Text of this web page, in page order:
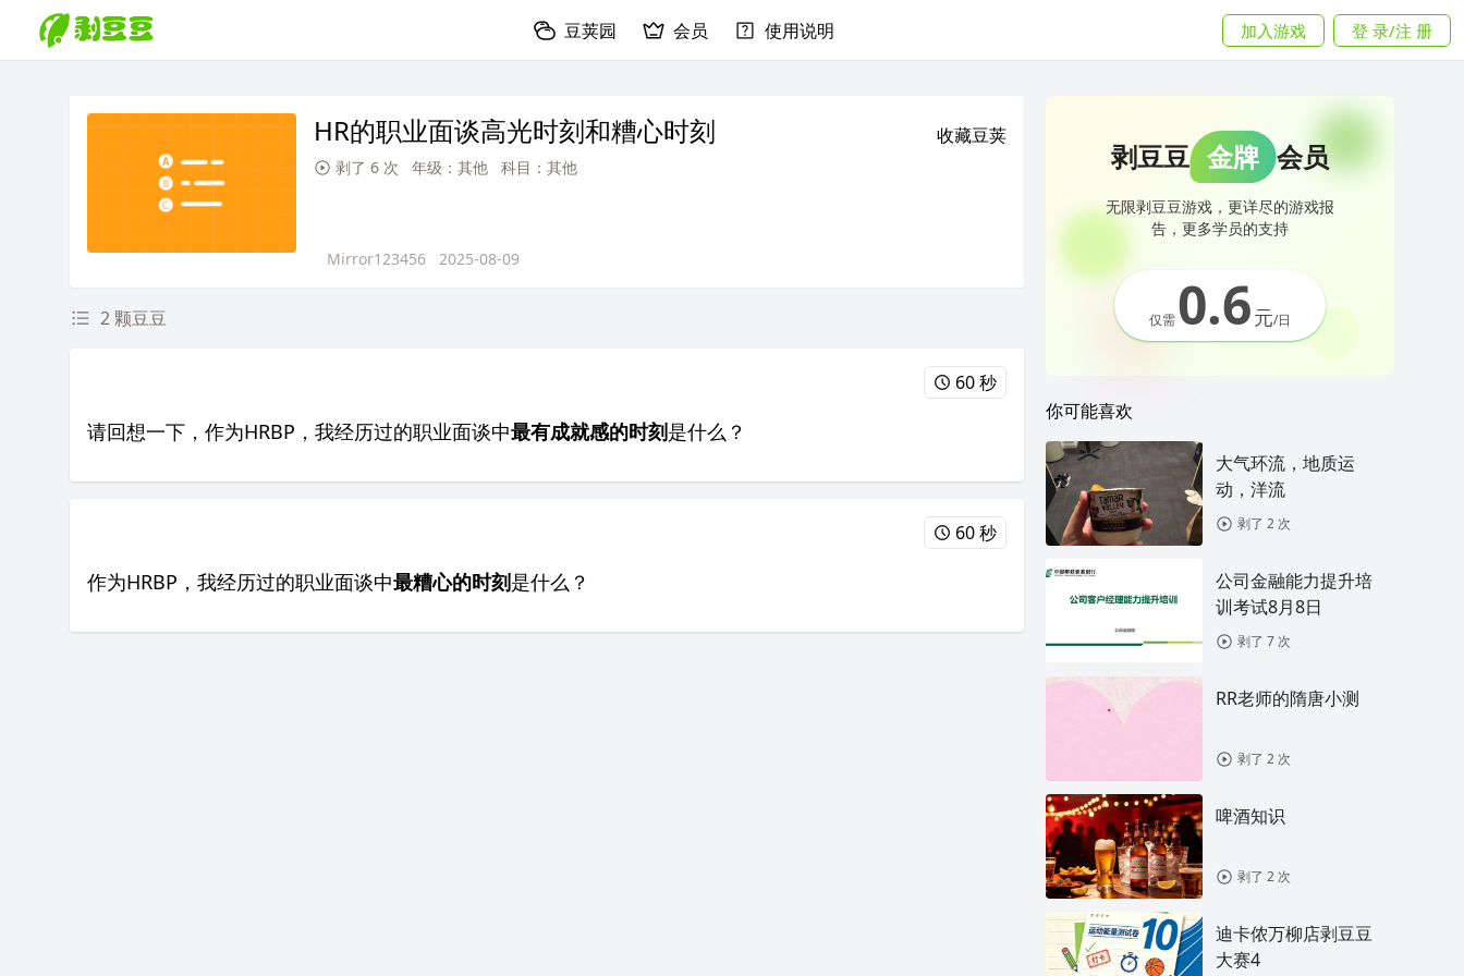
豆荚园 会员 使用说明 加入游戏 登 录/注 册
HR的职业面谈高光时刻和糟心时刻 收藏豆荚
剥了 6 次 年级：其他 科目：其他
Mirror123456 2025-08-09
2 颗豆豆
60 秒
请回想一下，作为HRBP，我经历过的职业面谈中最有成就感的时刻是什么？
60 秒
作为HRBP，我经历过的职业面谈中最糟心的时刻是什么？
剥豆豆 金牌 会员
无限剥豆豆游戏，更详尽的游戏报
告，更多学员的支持
仅需0.6元/日
你可能喜欢
大气环流，地质运
动，洋流
剥了 2 次
公司金融能力提升培
训考试8月8日
剥了 7 次
RR老师的隋唐小测
剥了 2 次
啤酒知识
剥了 2 次
迪卡侬万柳店剥豆豆
大赛4